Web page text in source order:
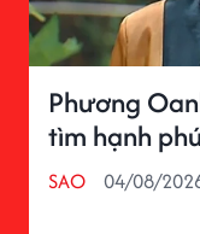
Phương
tìm hạnh
SAO 04/08/